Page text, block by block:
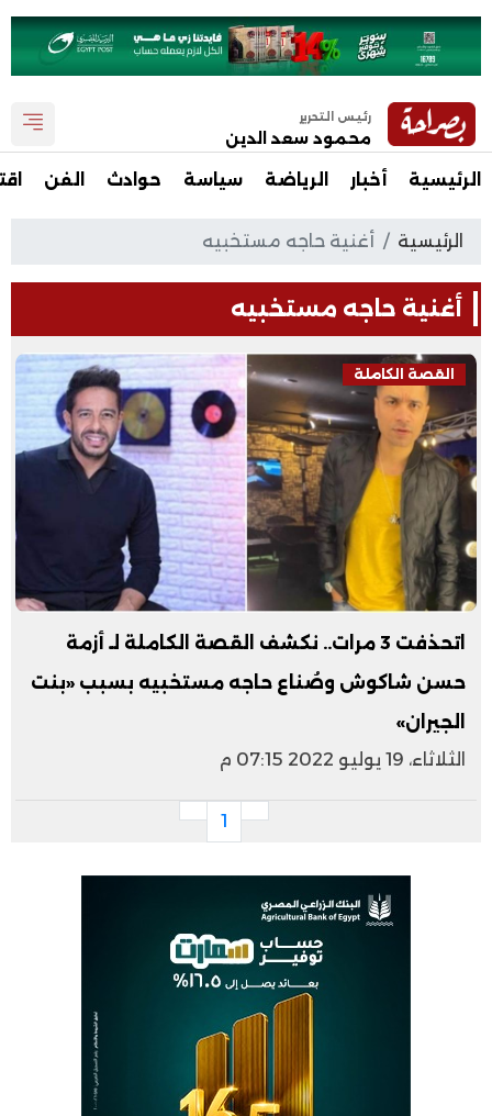
رئيس التحرير
محمود سعد الدين
الرئيسية أخبار الرياضة سياسة حوادث الفن
الرئيسية أغنية حاجه مستخبيه
أغنية حاجه مستخبيه
القصة الكاملة
اتحذفت 3 مرات.. نكشف القصة الكاملة لـ أزمة
حسن شاكوش وصُناع حاجه مستخبيه بسبب «بنت
الجيران»
الثلاثاء، 19 يوليو 2022 07:15 م
1